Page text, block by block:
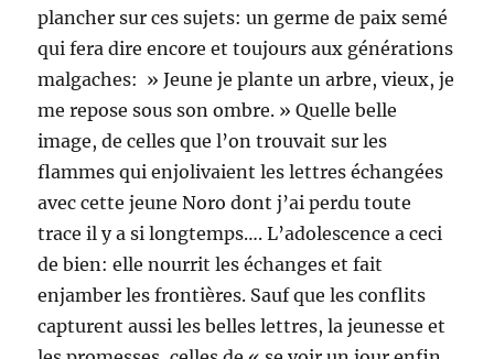
plancher sur ces sujets: un germe de paix semé
qui fera dire encore et toujours aux générations
malgaches: » Jeune je plante un arbre, vieux, je
me repose sous son ombre. » Quelle belle
image, de celles que l’on trouvait sur les
flammes qui enjolivaient les lettres échangées
avec cette jeune Noro dont j’ai perdu toute
trace il y a si longtemps…. L’adolescence a ceci
de bien: elle nourrit les échanges et fait
enjamber les frontières. Sauf que les conflits
capturent aussi les belles lettres, la jeunesse et